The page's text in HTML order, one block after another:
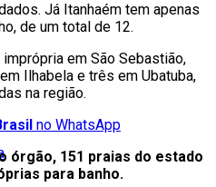
Já Itanhaém tem apenas
de um total de 12.
em São Sebastião,
Ilhabela e três em Ubatuba,
na região.
no WhatsApp
órgão, 151 praias do estado
para banho.